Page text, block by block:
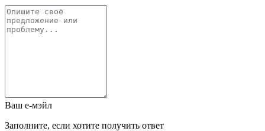
Ваш е-мэйл
Заполните, если хотите получить ответ